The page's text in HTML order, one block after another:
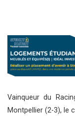
Vainqueur du
Montpellier (2-3), le